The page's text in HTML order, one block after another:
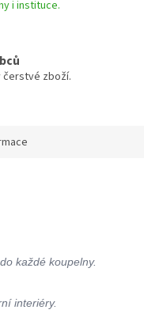
i instituce.
čerstvé zboží.
každé koupelny.
interiéry.